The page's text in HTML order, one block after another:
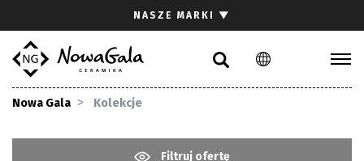
PL EN
NASZE MARKI ▼
Nowa Gala Kolekcje
Filtruj ofertę
Gdzie kupić